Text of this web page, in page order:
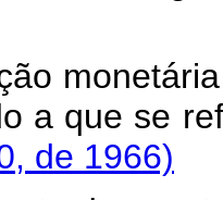
a que se
de 1966)